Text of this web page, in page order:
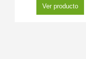
Ver producto